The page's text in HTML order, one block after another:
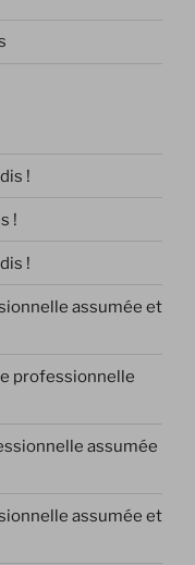
!
!
!
assumée et
professionnelle
assumée
assumée et